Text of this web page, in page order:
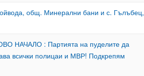
общ. Минерални бани и с. Гълъбец,
НАЧАЛО : Партията на пуделите да
всички полицаи и МВР! Подкрепям